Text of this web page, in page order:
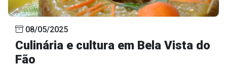
08/05/2025
Culinária e cultura em Bela Vista do
Fão